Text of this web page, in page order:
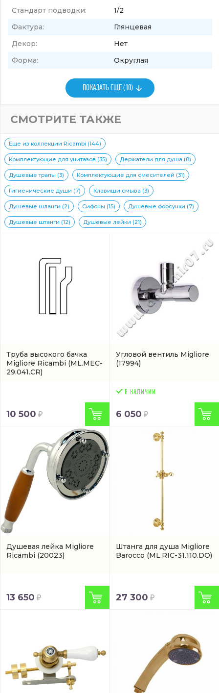
Стандарт подводки:
1/2
Фактура:
Глянцевая
Декор:
Нет
Форма:
Округлая
ПОКАЗАТЬ ЕЩЕ (10)
СМОТРИТЕ ТАКЖЕ
Еще из коллекции Ricambi (144)
Комплектующие для унитазов (35) Держатели для душа (8)
Душевые трапы (3) Комплектующие для смесителей (31)
Гигиенические души (7) Клавиши смыва (3)
Душевые шланги (2) Сифоны (15) Душевые форсунки (7)
Душевые штанги (12) Душевые лейки (21)
Труба высокого бачка
Migliore Ricambi (ML.MEC-
29.041.CR)
10 500
Угловой вентиль Migliore
(17994)
6 050
Душевая лейка Migliore
Ricambi (20023)
13 650
Штанга для душа Migliore
Barocco (ML.RIC-31.110.DO)
27 300